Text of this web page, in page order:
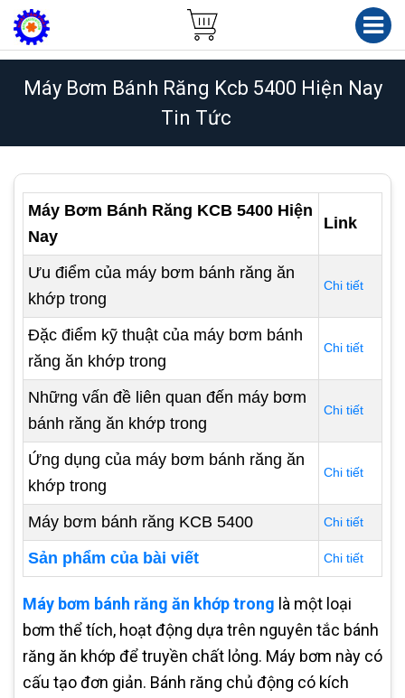
Máy Bơm Bánh Răng Kcb 5400 Hiện Nay
Tin Tức
Máy Bơm Bánh Răng KCB 5400 Hiện
Nay
Link
Ưu điểm của máy bơm bánh răng ăn
khớp trong
Chi tiết
Đặc điểm kỹ thuật của máy bơm bánh
răng ăn khớp trong
Chi tiết
Những vấn đề liên quan đến máy bơm
bánh răng ăn khớp trong
Chi tiết
Ứng dụng của máy bơm bánh răng ăn
khớp trong
Chi tiết
Máy bơm bánh răng KCB 5400 Chi tiết
Sản phẩm của bài viết Chi tiết
Máy bơm bánh răng ăn khớp trong là một loại
bơm thể tích, hoạt động dựa trên nguyên tắc bánh
răng ăn khớp để truyền chất lỏng. Máy bơm này có
cấu tạo đơn giản. Bánh răng chủ động có kích